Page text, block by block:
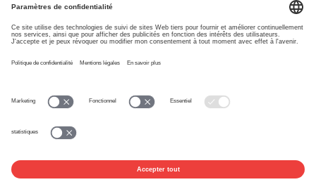
www.suisa.ch
responsabilité
Paramètres de confidentialité